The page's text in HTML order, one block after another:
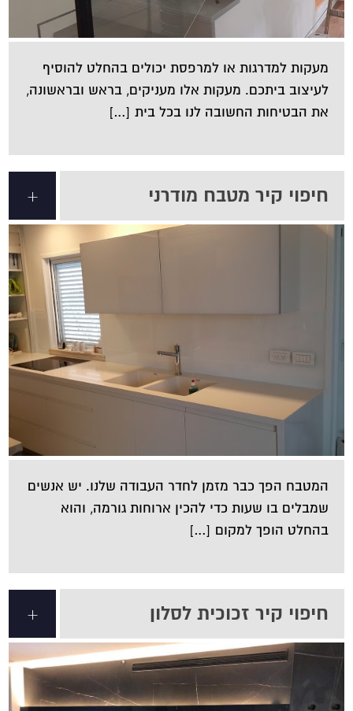
מעקות למדרגות או למרפסת יכולים בהחלט להוסיף
לעיצוב ביתכם. מעקות אלו מעניקים, בראש ובראשונה,
את הבטיחות החשובה לנו בכל בית […]
חיפוי קיר מטבח מודרני +
המטבח הפך כבר מזמן לחדר העבודה שלנו. יש אנשים
שמבלים בו שעות כדי להכין ארוחות גורמה, והוא
בהחלט הופך למקום […]
חיפוי קיר זכוכית לסלון +